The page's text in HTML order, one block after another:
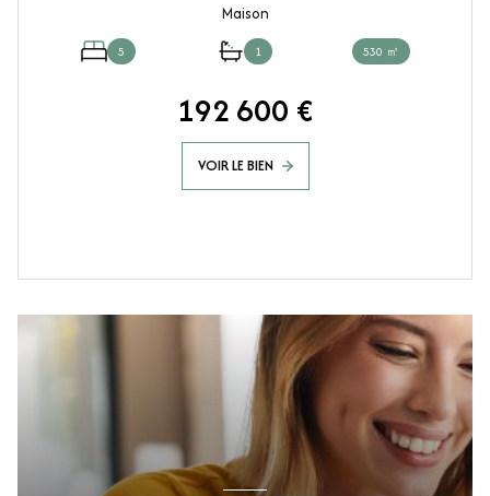
Maison
5 1 530 ㎡
192 600 €
VOIR LE BIEN